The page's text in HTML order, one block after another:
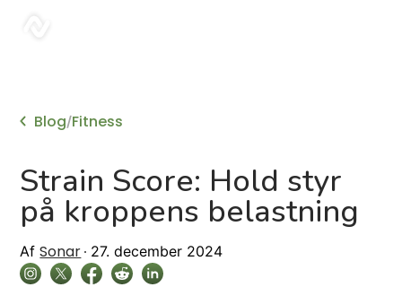
Blog/Fitness
Strain Score: Hold styr
på kroppens belastning
Af Sonar 27. december 2024